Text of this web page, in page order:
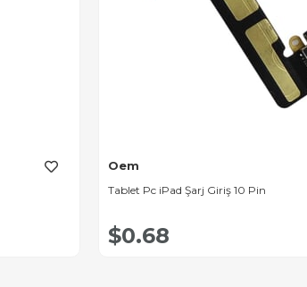
Oem
Tablet Pc iPad Şarj Giriş 10 Pin
$0.68